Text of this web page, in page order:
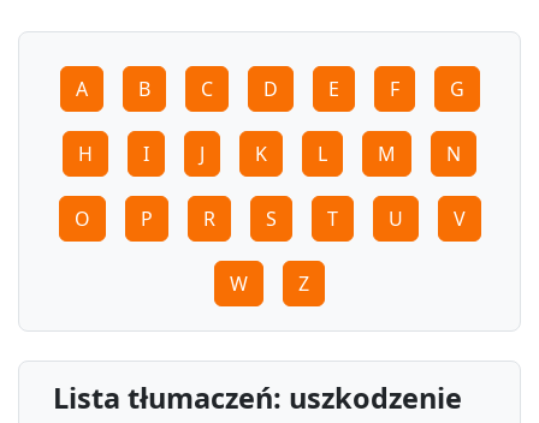
A B C D E F G
H I J K L M N
O P R S T U V
W Z
Lista tłumaczeń: uszkodzenie